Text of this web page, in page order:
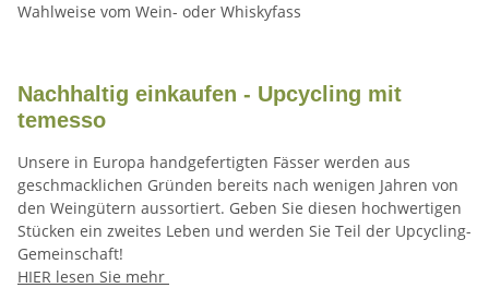
Wahlweise vom Wein- oder Whiskyfass
Nachhaltig einkaufen - Upcycling mit
temesso
Unsere in Europa handgefertigten Fässer werden aus
geschmacklichen Gründen bereits nach wenigen Jahren von
den Weingütern aussortiert. Geben Sie diesen hochwertigen
Stücken ein zweites Leben und werden Sie Teil der Upcycling-
Gemeinschaft!
HIER lesen Sie mehr